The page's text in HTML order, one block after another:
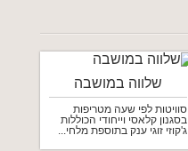
שלווה במושבה
סוויטות לפי שעה מטריפות
בסגנון קלאסי וייחודי הכוללות
ג'קוזי זוגי ענק בתוספת מלחי...